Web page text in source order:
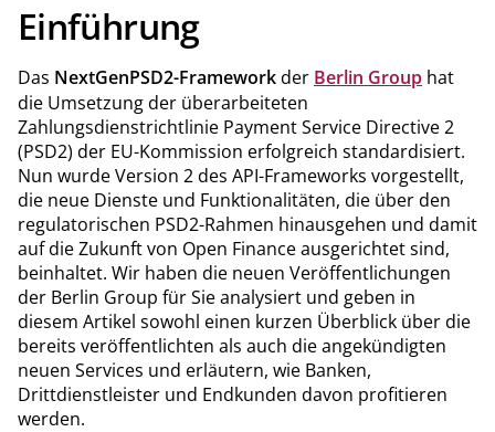
Einführung
Das NextGenPSD2-Frameworkder Berlin Group hat
die Umsetzung der überarbeiteten
Zahlungsdienstrichtlinie Payment Service Directive 2
(PSD2) der EU-Kommission erfolgreich standardisiert.
Nun wurde Version 2 des API-Frameworks vorgestellt,
die neue Dienste und Funktionalitäten, die über den
regulatorischen PSD2-Rahmen hinausgehen und damit
auf die Zukunft von Open Finance ausgerichtet sind,
beinhaltet. Wir haben die neuen Veröffentlichungen
der Berlin Group für Sie analysiert und geben in
diesem Artikel sowohl einen kurzen Überblick über die
bereits veröffentlichten als auch die angekündigten
neuen Services und erläutern, wie Banken,
Drittdienstleister und Endkunden davon profitieren
werden.